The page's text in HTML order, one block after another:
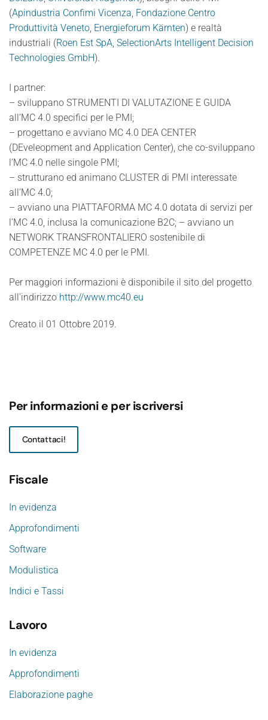
(Apindustria Confimi Vicenza, Fondazione Centro
Produttività Veneto, Energieforum Kärnten) e realtà
industriali (Roen Est SpA, SelectionArts Intelligent Decision
Technologies GmbH).
I partner:
– sviluppano STRUMENTI DI VALUTAZIONE E GUIDA
all’MC 4.0 specifici per le PMI;
– progettano e avviano MC 4.0 DEA CENTER
(DEveleopment and Application Center), che co-sviluppano
l’MC 4.0 nelle singole PMI;
– strutturano ed animano CLUSTER di PMI interessate
all’MC 4.0;
– avviano una PIATTAFORMA MC 4.0 dotata di servizi per
l’MC 4.0, inclusa la comunicazione B2C; – avviano un
NETWORK TRANSFRONTALIERO sostenibile di
COMPETENZE MC 4.0 per le PMI.
Per maggiori informazioni è disponibile il sito del progetto
all'indirizzo http://www.mc40.eu
Creato il 01 Ottobre 2019.
Per informazioni e per iscriversi
Contattaci!
Fiscale
In evidenza
Approfondimenti
Software
Modulistica
Indici e Tassi
Lavoro
In evidenza
Approfondimenti
Elaborazione paghe